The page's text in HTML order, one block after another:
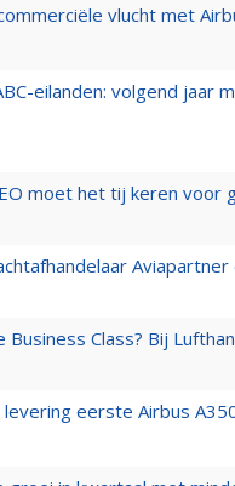
vlucht met
eilanden: volgend jaar
moet het tij keren voor
Business Class? Bij
levering eerste Airbus